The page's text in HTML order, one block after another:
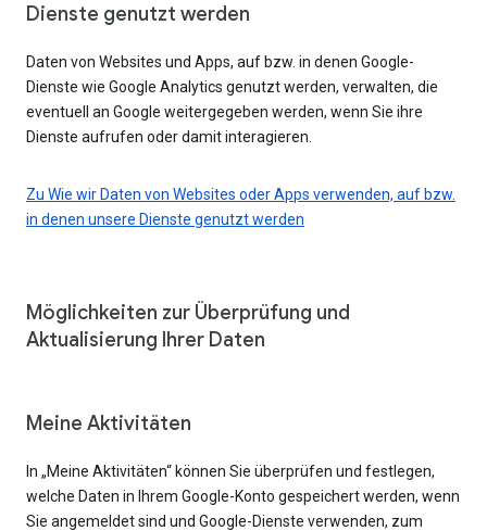
Dienste genutzt werden
Daten von Websites und Apps, auf bzw. in denen Google-
Dienste wie Google Analytics genutzt werden, verwalten, die
eventuell an Google weitergegeben werden, wenn Sie ihre
Dienste aufrufen oder damit interagieren.
Zu Wie wir Daten von Websites oder Apps verwenden, auf bzw.
in denen unsere Dienste genutzt werden
Möglichkeiten zur Überprüfung und
Aktualisierung Ihrer Daten
Meine Aktivitäten
In „Meine Aktivitäten“ können Sie überprüfen und festlegen,
welche Daten in Ihrem Google-Konto gespeichert werden, wenn
Sie angemeldet sind und Google-Dienste verwenden, zum